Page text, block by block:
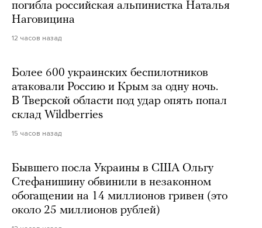
погибла российская альпинистка Наталья
Наговицина
12 часов назад
Более 600 украинских беспилотников
атаковали Россию и Крым за одну ночь.
В Тверской области под удар опять попал
склад Wildberries
15 часов назад
Бывшего посла Украины в США Ольгу
Стефанишину обвинили в незаконном
обогащении на 14 миллионов гривен (это
около 25 миллионов рублей)